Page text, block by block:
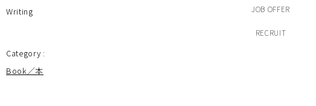
JOB OFFER
RECRUIT
Writing
Category :
Book／本